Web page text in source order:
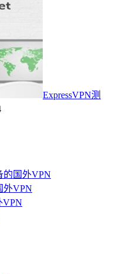
ExpressVPN测
的国外VPN
外VPN
VPN